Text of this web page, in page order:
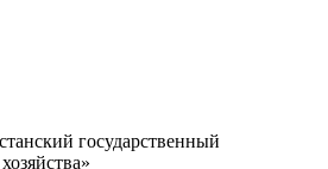
государственный